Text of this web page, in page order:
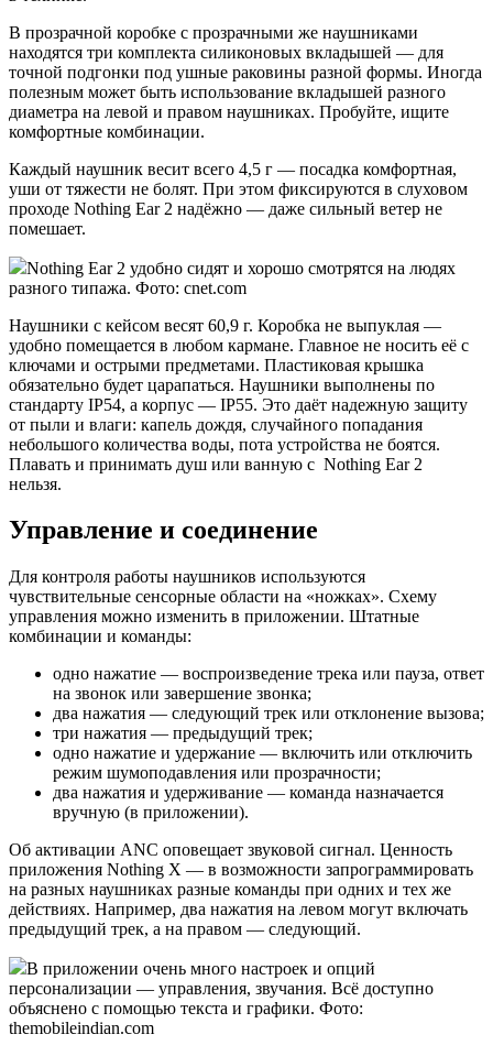
В прозрачной коробке с прозрачными же наушниками
находятся три комплекта силиконовых вкладышей — для
точной подгонки под ушные раковины разной формы. Иногда
полезным может быть использование вкладышей разного
диаметра на левой и правом наушниках. Пробуйте, ищите
комфортные комбинации.
Каждый наушник весит всего 4,5 г — посадка комфортная,
уши от тяжести не болят. При этом фиксируются в слуховом
проходе Nothing Ear 2 надёжно — даже сильный ветер не
помешает.
Nothing Ear 2 удобно сидят и хорошо смотрятся на людях
разного типажа. Фото: cnet.com
Наушники с кейсом весят 60,9 г. Коробка не выпуклая —
удобно помещается в любом кармане. Главное не носить её с
ключами и острыми предметами. Пластиковая крышка
обязательно будет царапаться. Наушники выполнены по
стандарту IP54, а корпус — IP55. Это даёт надежную защиту
от пыли и влаги: капель дождя, случайного попадания
небольшого количества воды, пота устройства не боятся.
Плавать и принимать душ или ванную с Nothing Ear 2
нельзя.
Управление и соединение
Для контроля работы наушников используются
чувствительные сенсорные области на «ножках». Схему
управления можно изменить в приложении. Штатные
комбинации и команды:
одно нажатие — воспроизведение трека или пауза, ответ
на звонок или завершение звонка;
два нажатия — следующий трек или отклонение вызова;
три нажатия — предыдущий трек;
одно нажатие и удержание — включить или отключить
режим шумоподавления или прозрачности;
два нажатия и удерживание — команда назначается
вручную (в приложении).
Об активации ANC оповещает звуковой сигнал. Ценность
приложения Nothing X — в возможности запрограммировать
на разных наушниках разные команды при одних и тех же
действиях. Например, два нажатия на левом могут включать
предыдущий трек, а на правом — следующий.
В приложении очень много настроек и опций
персонализации — управления, звучания. Всё доступно
объяснено с помощью текста и графики. Фото:
themobileindian.com